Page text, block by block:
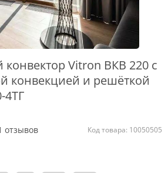
Vitron ВКВ 220 с
конвекцией и решёткой
4ТГ
отзывов Код товара: 10050505